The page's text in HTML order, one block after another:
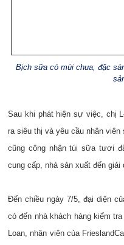
Bịch sữa có mùi chua, đặc
Sau khi phát hiện sự việc, chị
ra siêu thị và yêu cầu nhân
cũng công nhận túi sữa tươi
cung cấp, nhà sản xuất đến giải
Đến chiều ngày 7/5, đại diện
có đến nhà khách hàng kiểm
Loan, nhân viên của